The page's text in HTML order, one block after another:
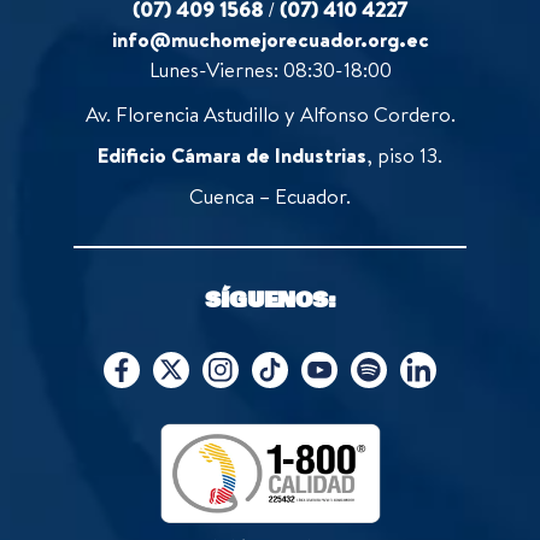
(07) 409 1568 /(07) 410 4227
info@muchomejorecuador.org.ec
Lunes-Viernes: 08:30-18:00
Av. Florencia Astudillo y Alfonso Cordero.
Edificio Cámara de Industrias, piso 13.
Cuenca – Ecuador.
SÍGUENOS: